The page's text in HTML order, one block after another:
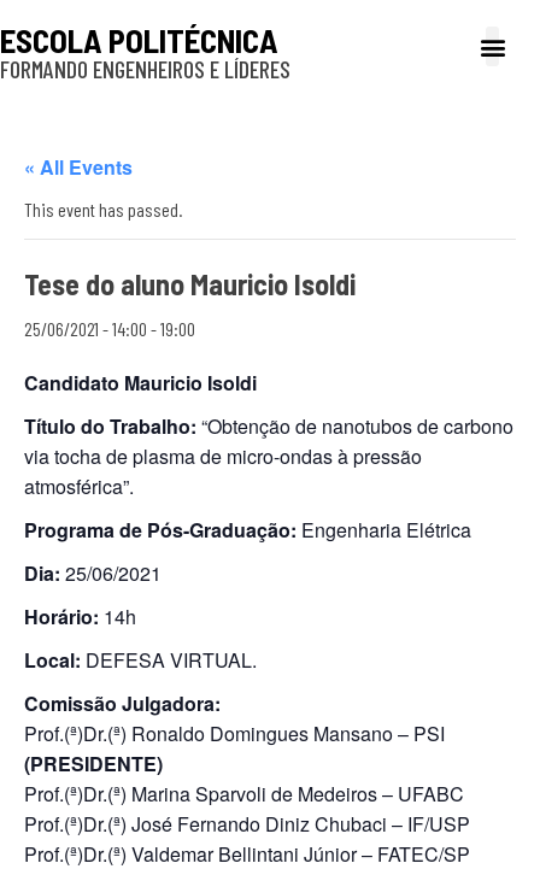
ESCOLA POLITÉCNICA
FORMANDO ENGENHEIROS E LÍDERES
« All Events
This event has passed.
Tese do aluno Mauricio Isoldi
25/06/2021 - 14:00 -19:00
Candidato Mauricio Isoldi
Título do Trabalho: “Obtenção de nanotubos de carbono
via tocha de plasma de micro-ondas à pressão
atmosférica”.
Programa de Pós-Graduação: Engenharia Elétrica
Dia: 25/06/2021
Horário: 14h
Local: DEFESA VIRTUAL.
Comissão Julgadora:
Prof.(ª)Dr.(ª) Ronaldo Domingues Mansano – PSI
(PRESIDENTE)
Prof.(ª)Dr.(ª) Marina Sparvoli de Medeiros – UFABC
Prof.(ª)Dr.(ª) José Fernando Diniz Chubaci – IF/USP
Prof.(ª)Dr.(ª) Valdemar Bellintani Júnior – FATEC/SP